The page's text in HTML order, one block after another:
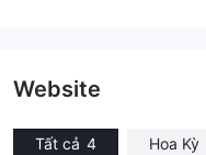
Website
Tất cả 4 Hoa Kỳ